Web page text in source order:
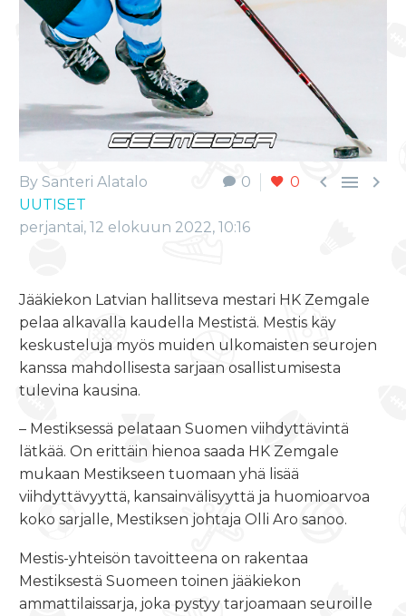
0 0   
By Santeri Alatalo
UUTISET
perjantai, 12 elokuun 2022, 10:16
Jääkiekon Latvian hallitseva mestari HK Zemgale
pelaa alkavalla kaudella Mestistä. Mestis käy
keskusteluja myös muiden ulkomaisten seurojen
kanssa mahdollisesta sarjaan osallistumisesta
tulevina kausina.
– Mestiksessä pelataan Suomen viihdyttävintä
lätkää. On erittäin hienoa saada HK Zemgale
mukaan Mestikseen tuomaan yhä lisää
viihdyttävyyttä, kansainvälisyyttä ja huomioarvoa
koko sarjalle, Mestiksen johtaja Olli Aro sanoo.
Mestis-yhteisön tavoitteena on rakentaa
Mestiksestä Suomeen toinen jääkiekon
ammattilaissarja, joka pystyy tarjoamaan seuroille